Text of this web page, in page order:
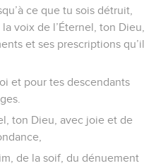
ce que tu sois détruit,
voix de l’Éternel, ton Dieu,
et ses prescriptions qu’il
et pour tes descendants
ton Dieu, avec joie et de
de la soif, du dénuement